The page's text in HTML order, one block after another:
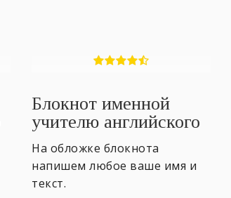
Блокнот именной
учителю английского
#2
На обложке блокнота
напишем любое ваше имя и
текст.